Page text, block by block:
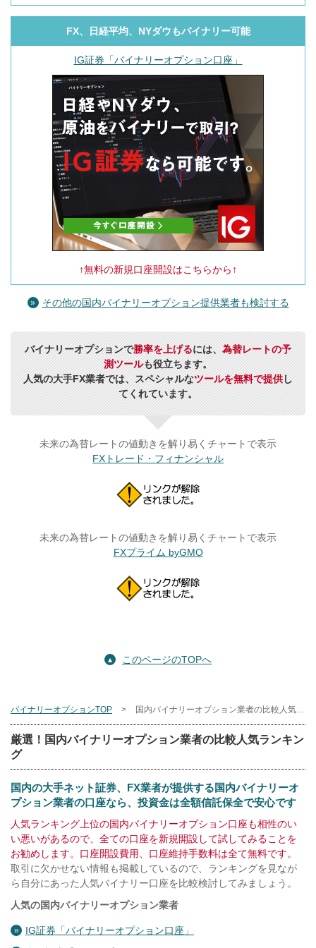
FX、日経平均、NYダウもバイナリー可能
IG証券「バイナリーオプション口座」
↑無料の新規口座開設はこちらから↑
その他の国内バイナリーオプション提供業者も検討する
バイナリーオプションで勝率を上げるには、為替レートの予
測ツールも役立ちます。
人気の大手FX業者では、スペシャルなツールを無料で提供し
てくれています。
未来の為替レートの値動きを解り易くチャートで表示
FXトレード・フィナンシャル
未来の為替レートの値動きを解り易くチャートで表示
FXプライム byGMO
このページのTOPへ
バイナリーオプションTOP 国内バイナリーオプション業者の比較人気ランキング
厳選！国内バイナリーオプション業者の比較人気ランキン
グ
国内の大手ネット証券、FX業者が提供する国内バイナリーオ
プション業者の口座なら、投資金は全額信託保全で安心です
人気ランキング上位の国内バイナリーオプション口座も相性のい
い悪いがあるので、全ての口座を新規開設して試してみることを
お勧めします。口座開設費用、口座維持手数料は全て無料です。
取引に欠かせない情報も掲載しているので、ランキングを見なが
ら自分にあった人気バイナリー口座を比較検討してみましょう。
人気の国内バイナリーオプション業者
IG証券「バイナリーオプション口座」